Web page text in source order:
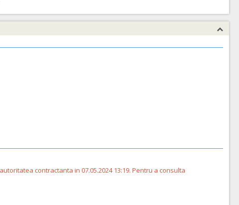
contractanta in 07.05.2024 13:19. Pentru a consulta